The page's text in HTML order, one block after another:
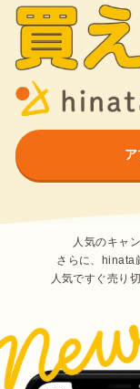
人気のキャ
さらに、hinata
人気ですぐ売り